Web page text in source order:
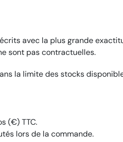
avec la plus grande
sont pas contractuelles.
la limite des stocks
(€) TTC.
lors de la commande.